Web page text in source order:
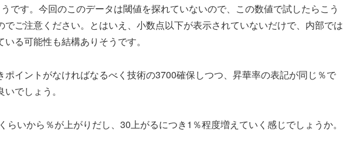
です。今回のこのデータは閾値を探れていないので、この数値で試したらこう
でご注意ください。とはいえ、小数点以下が表示されていないだけで、内部では
る可能性も結構ありそうです。
ポイントがなければなるべく技術の3700確保しつつ、昇華率の表記が同じ％で
でしょう。
らいから％が上がりだし、30上がるにつき1％程度増えていく感じでしょうか。